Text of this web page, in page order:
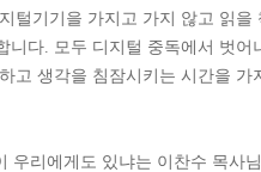
털기기을 가지고 가지 않고 읽을
니다. 모두 디지털 중독에서 벗어
고 생각을 침잠시키는 시간을 가
리에게도 있냐는 이찬수 목사